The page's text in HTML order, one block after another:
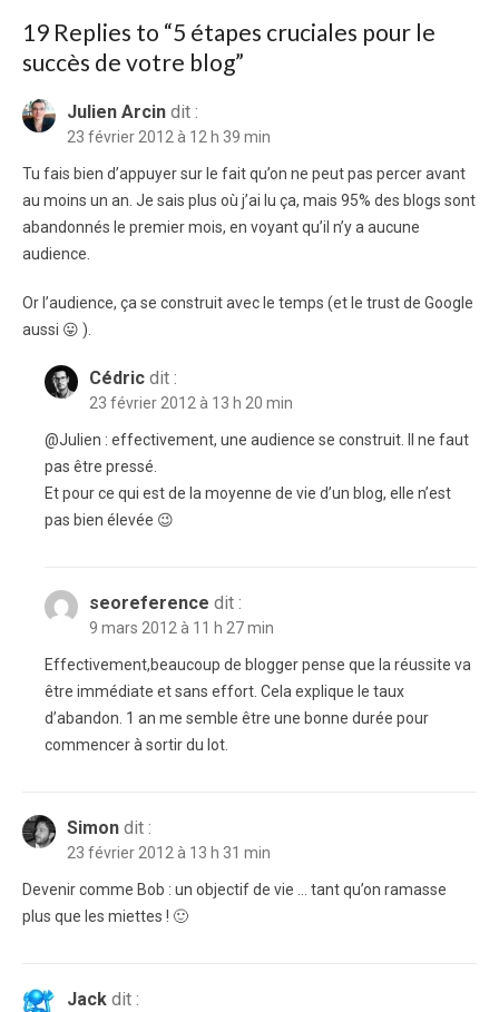
19 Replies to “5 étapes cruciales pour le
succès de votre blog”
Julien Arcin dit :
23 février 2012 à 12 h 39 min
Tu fais bien d’appuyer sur le fait qu’on ne peut pas percer avant
au moins un an. Je sais plus où j’ai lu ça, mais 95% des blogs sont
abandonnés le premier mois, en voyant qu’il n’y a aucune
audience.
Or l’audience, ça se construit avec le temps (et le trust de Google
aussi 😛 ).
Cédric dit :
23 février 2012 à 13 h 20 min
@Julien : effectivement, une audience se construit. Il ne faut
pas être pressé.
Et pour ce qui est de la moyenne de vie d’un blog, elle n’est
pas bien élevée 😉
seoreference dit :
9 mars 2012 à 11 h 27 min
Effectivement,beaucoup de blogger pense que la réussite va
être immédiate et sans effort. Cela explique le taux
d’abandon. 1 an me semble être une bonne durée pour
commencer à sortir du lot.
Simon dit :
23 février 2012 à 13 h 31 min
Devenir comme Bob : un objectif de vie … tant qu’on ramasse
plus que les miettes ! 🙂
Jack dit :